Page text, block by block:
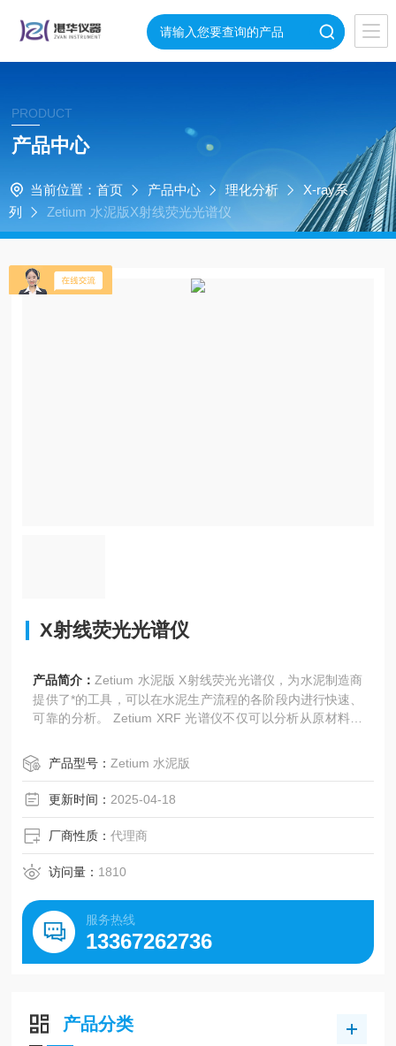
PRODUCT
产品中心
当前位置： 首页 产品中心 理化分析
X-ray系
列
Zetium 水泥版X射线荧光光谱仪
X射线荧光光谱仪
产品简介： Zetium 水泥版 X射线荧光光谱仪，为水泥制造商
提供了*的工具，可以在水泥生产流程的各阶段内进行快速、
可靠的分析。 Zetium XRF 光谱仪不仅可以分析从原材料直
81-2 规范，从而保证了水泥分析的准确性。
产品型号： Zetium 水泥版
更新时间： 2025-04-18
厂商性质：代理商
访问量： 1810
服务热线
13367262736
产品分类